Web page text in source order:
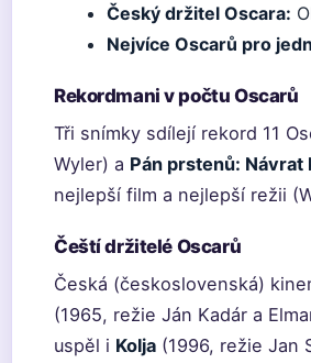
Český držitel Oscara:
Nejvíce Oscarů pro
Rekordmani v počtu Oscarů
Tři snímky sdílejí rekord 11
Wyler) a Pán prstenů: Návrat
nejlepší film a nejlepší režii
Čeští držitelé Oscarů
Česká (československá)
(1965, režie Ján Kadár a
uspěl i Kolja (1996, režie Jan